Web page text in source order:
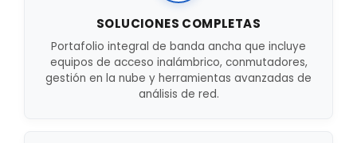
SOLUCIONES COMPLETAS
Portafolio integral de banda ancha que incluye
equipos de acceso inalámbrico, conmutadores,
gestión en la nube y herramientas avanzadas de
análisis de red.